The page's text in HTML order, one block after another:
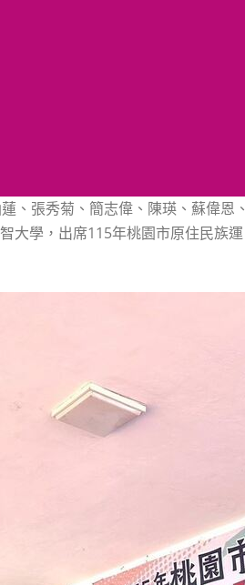
、張秀菊、簡志偉、陳瑛、蘇偉恩、
大學，出席115年桃園市原住民族運